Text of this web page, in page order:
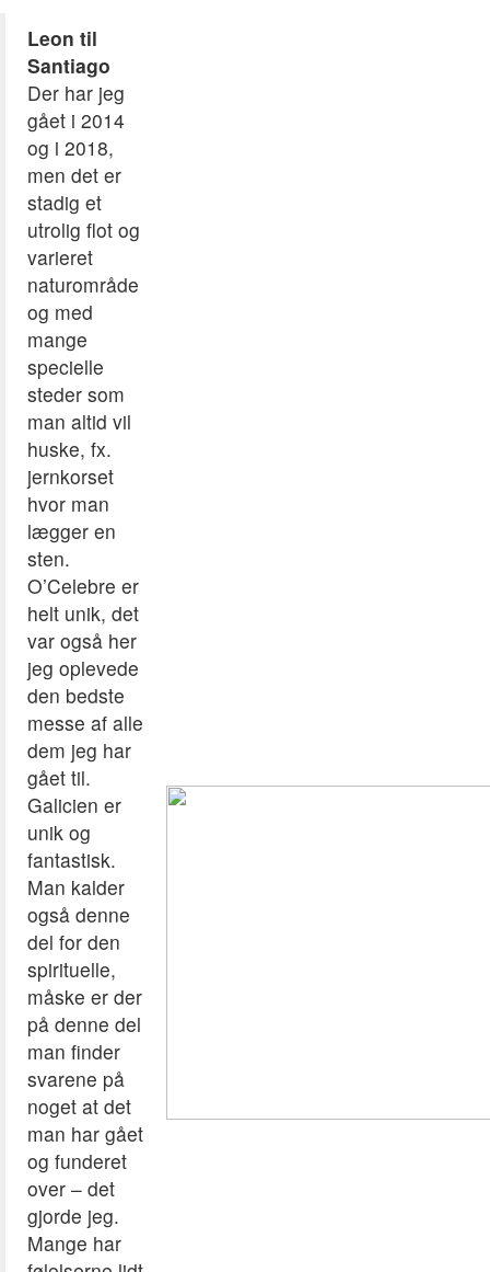
Leon til
Santiago
Der har jeg
gået i 2014
og i 2018,
men det er
stadig et
utrolig flot og
varieret
naturområde
og med
mange
specielle
steder som
man altid vil
huske, fx.
jernkorset
hvor man
lægger en
sten.
O’Celebre er
helt unik, det
var også her
jeg oplevede
den bedste
messe af alle
dem jeg har
gået til.
Galicien er
unik og
fantastisk.
Man kalder
også denne
del for den
spirituelle,
måske er der
på denne del
man finder
svarene på
noget at det
man har gået
og funderet
over – det
gjorde jeg.
Mange har